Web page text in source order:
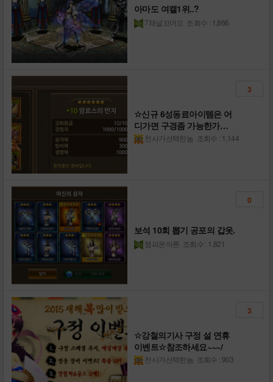
아마도 여캘1위..?
7채널꼬머꼬 조회수 : 1,866
☆신규 6성동료아이템은 어
디가면 구경좀 가능한가
요???☆
천사가선택한놈 조회수 : 1,144
3
보석 10회 뽑기 공포의 갑옷.
챔피온아론 조회수 : 1,821
0
☆강철의기사 구정 설 연휴
이벤트☆참조하세요~~~/
천사가선택한놈 조회수 : 903
3